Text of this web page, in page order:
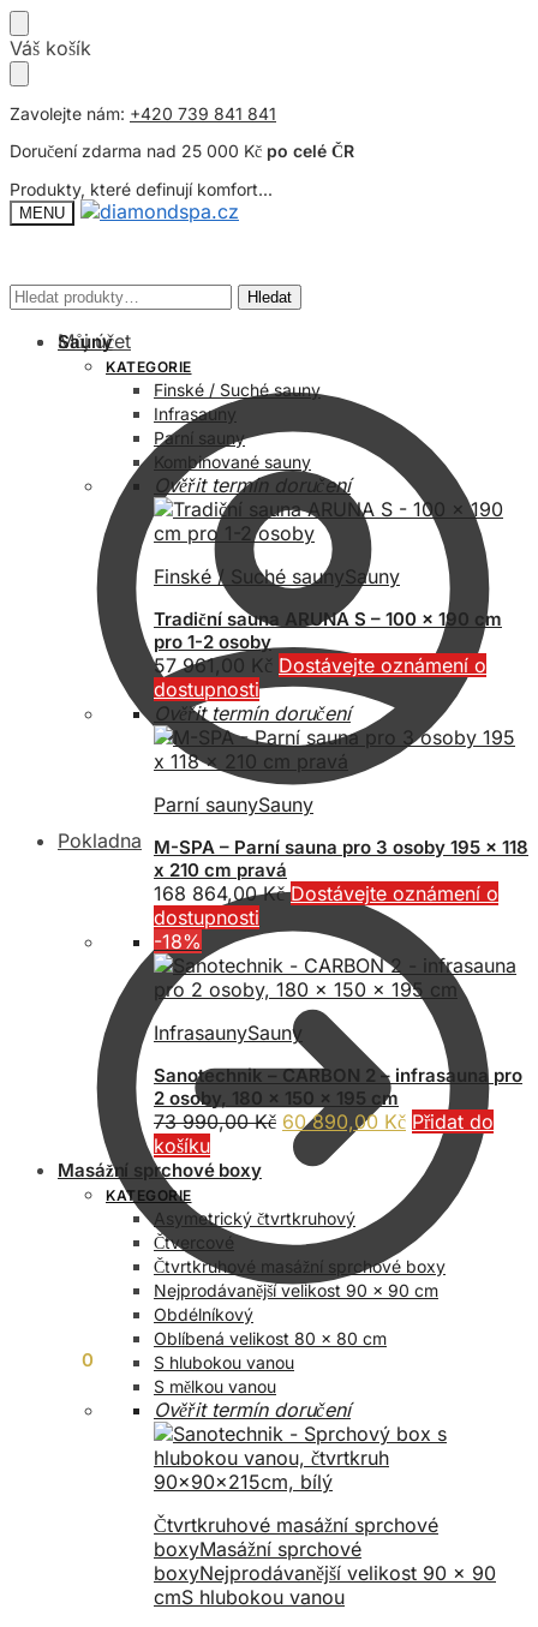
Přeskočit
na
Přeskočit
na
Váš košík
Zavolejte nám: +420 739 841 841
Doručení zdarma nad 25 000 Kč po celé ČR
Produkty, které definují komfort...
MENU
Hledat: Hledat
Můj účet
Pokladna
0
Hledat: Hledat
Sauny
KATEGORIE
Finské / Suché sauny
Infrasauny
Parní sauny
Kombinované sauny
Ověřit termín doručení
Finské / Suché saunySauny
Tradiční sauna ARUNA S – 100 x 190 cm
pro 1-2 osoby
57 961,00 Kč Dostávejte oznámení o
dostupnosti
Ověřit termín doručení
Parní saunySauny
M-SPA – Parní sauna pro 3 osoby 195 x 118
x 210 cm pravá
168 864,00Kč Dostávejte oznámení o
dostupnosti
-18%
InfrasaunySauny
Sanotechnik – CARBON 2 – infrasauna pro
2 osoby, 180 x 150 x 195 cm
73 990,00Kč Původní
cena
byla:
990,00 Kč.
60 890,00 KčAktuální
cena
je:
60
890,00 Kč.
Přidat do
košíku
Masážní sprchové boxy
KATEGORIE
Asymetrický čtvrtkruhový
Čtvercové
Čtvrtkruhové masážní sprchové boxy
Nejprodávanější velikost 90 x 90 cm
Obdélníkový
Oblíbená velikost 80 x 80 cm
S hlubokou vanou
S mělkou vanou
Ověřit termín doručení
Čtvrtkruhové masážní sprchové
boxyMasážní sprchové
boxyNejprodávanější velikost 90 x 90
cmS hlubokou vanou